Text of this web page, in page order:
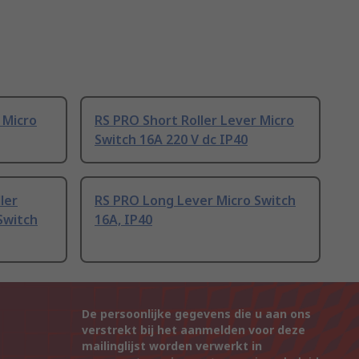
Micro
RS PRO Short Roller Lever Micro
Switch 16A 220 V dc IP40
RS PRO Long Lever Micro Switch
16A, IP40
De persoonlijke gegevens die u aan ons
verstrekt bij het aanmelden voor deze
mailinglijst worden verwerkt in